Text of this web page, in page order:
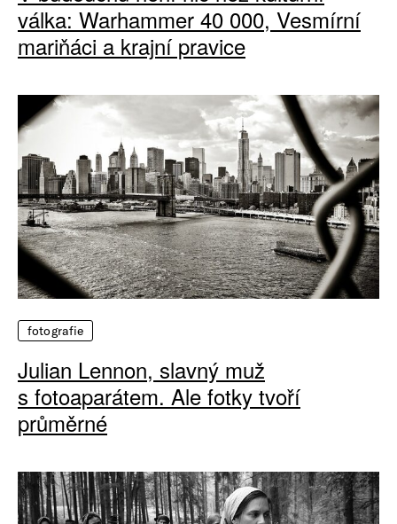
válka: Warhammer 40 000, Vesmírní
mariňáci a krajní pravice
fotografie
Julian Lennon, slavný muž
s fotoaparátem. Ale fotky tvoří
průměrné